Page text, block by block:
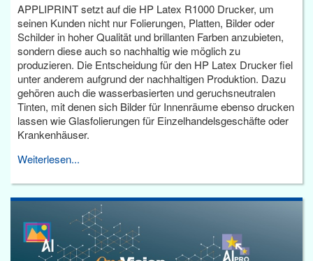
APPLIPRINT setzt auf die HP Latex R1000 Drucker, um
seinen Kunden nicht nur Folierungen, Platten, Bilder oder
Schilder in hoher Qualität und brillanten Farben anzubieten,
sondern diese auch so nachhaltig wie möglich zu
produzieren. Die Entscheidung für den HP Latex Drucker fiel
unter anderem aufgrund der nachhaltigen Produktion. Dazu
gehören auch die wasserbasierten und geruchsneutralen
Tinten, mit denen sich Bilder für Innenräume ebenso drucken
lassen wie Glasfolierungen für Einzelhandelsgeschäfte oder
Krankenhäuser.
Weiterlesen...